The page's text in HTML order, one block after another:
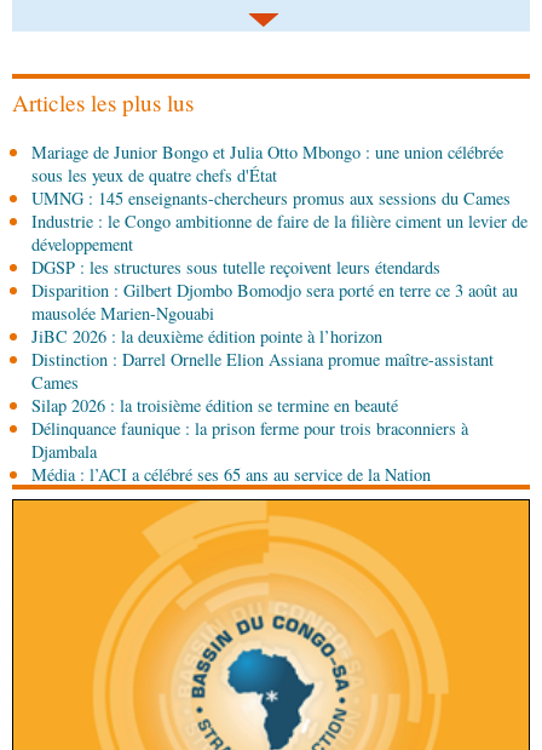
08-08-2026 15:00
hôpital de référence
SociétéLutte contre la corruption : les
parlementaires sensibilisés
08-08-2026 14:30
Art-Culture-MédiaConcours de musique "Talents
+" : la liste des participants publiée
08-08-2026 01:25
EnvironnementForêts : des techniciens formés à
émissions
Afrique-MondeCongo-Mali : les deux pays
envisagent le renforcement de leur coopération
Articles les plus lus
Mariage de Junior Bongo et Julia Otto Mbongo : une union célébrée
sous les yeux de quatre chefs d'État
UMNG : 145 enseignants-chercheurs promus aux sessions du Cames
Industrie : le Congo ambitionne de faire de la filière ciment un levier de
développement
DGSP : les structures sous tutelle reçoivent leurs étendards
Disparition : Gilbert Djombo Bomodjo sera porté en terre ce 3 août au
mausolée Marien-Ngouabi
JiBC 2026 : la deuxième édition pointe à l’horizon
Distinction : Darrel Ornelle Elion Assiana promue maître-assistant
Cames
Silap 2026 : la troisième édition se termine en beauté
Délinquance faunique : la prison ferme pour trois braconniers à
Djambala
Média : l’ACI a célébré ses 65 ans au service de la Nation